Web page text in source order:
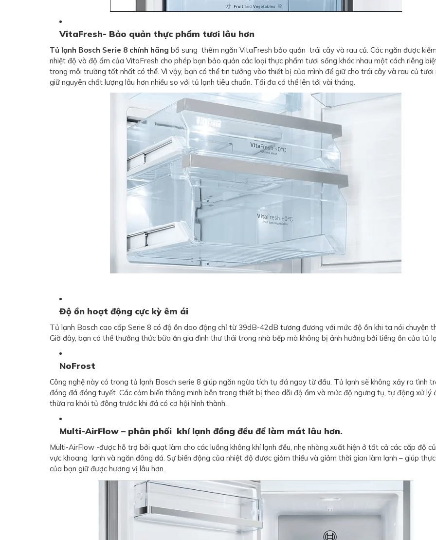
VitaFresh- Bảo quản thực phẩm tươi lâu hơn
Tủ lạnh Bosch Serie 8 chính hãng bổ sung thêm ngăn VitaFresh bảo quản trái cây và rau củ. Các ngăn được
nhiệt độ và độ ẩm của VitaFresh cho phép bạn bảo quản các loại thực phẩm tươi sống khác nhau một cách riêng
trong môi trường tốt nhất có thể. Vì vậy, bạn có thể tin tưởng vào thiết bị của mình để giữ cho trái cây và rau củ tươi
giữ nguyên chất lượng lâu hơn nhiều so với tủ lạnh tiêu chuẩn. Tối đa có thể lên tới vài tháng.
Độ ồn hoạt động cực kỳ êm ái
Tủ lạnh Bosch cao cấp Serie 8 có độ ồn dao động chỉ từ 39dB-42dB tương đương với mức độ ồn khi ta nói chuyện
Giờ đây, bạn có thể thưởng thức bữa ăn gia đình thư thái trong nhà bếp mà không bị ảnh hưởng bởi tiếng ồn của tủ
NoFrost
Công nghệ này có trong tủ lạnh Bosch serie 8 giúp ngăn ngừa tích tụ đá ngay từ đầu. Tủ lạnh sẽ không xảy ra tình
đóng đá đóng tuyết. Các cảm biến thông minh bên trong thiết bị theo dõi độ ẩm và mức độ ngưng tụ, tự động xử lý
thừa ra khỏi tủ đông trước khi đá có cơ hội hình thành.
Multi-AirFlow – phân phối khí lạnh đồng đều để làm mát lâu hơn.
Multi-AirFlow -được hỗ trợ bởi quạt làm cho các luồng không khí lạnh đều, nhẹ nhàng xuất hiện ở tất cả các cấp độ
vực khoang lạnh và ngăn đông đá. Sự biến động của nhiệt độ được giảm thiểu và giảm thời gian làm lạnh – giúp
của bạn giữ được hương vị lâu hơn.